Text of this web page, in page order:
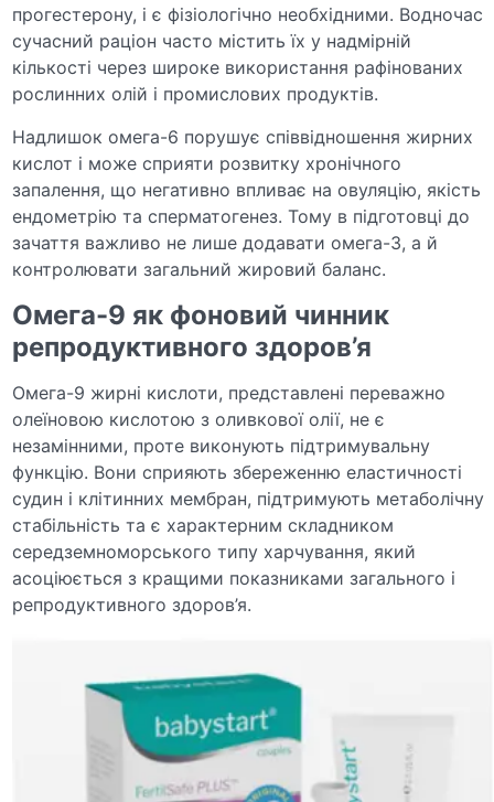
прогестерону, і є фізіологічно необхідними. Водночас
сучасний раціон часто містить їх у надмірній
кількості через широке використання рафінованих
рослинних олій і промислових продуктів.
Надлишок омега-6 порушує співвідношення жирних
кислот і може сприяти розвитку хронічного
запалення, що негативно впливає на овуляцію, якість
ендометрію та сперматогенез. Тому в підготовці до
зачаття важливо не лише додавати омега-3, а й
контролювати загальний жировий баланс.
Омега-9 як фоновий чинник
репродуктивного здоров’я
Омега-9 жирні кислоти, представлені переважно
олеїновою кислотою з оливкової олії, не є
незамінними, проте виконують підтримувальну
функцію. Вони сприяють збереженню еластичності
судин і клітинних мембран, підтримують метаболічну
стабільність та є характерним складником
середземноморського типу харчування, який
асоціюється з кращими показниками загального і
репродуктивного здоров’я.